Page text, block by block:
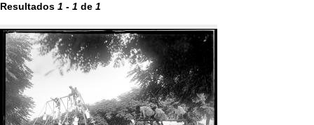
Resultados 1 - 1 de 1